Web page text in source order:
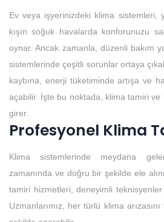
Ev veya işyerinizdeki klima sistemleri,
kışın soğuk havalarda konforunuzu
oynar. Ancak zamanla, düzenli bakım
sistemlerinde çeşitli sorunlar ortaya
kaybına, enerji tüketiminde artışa ve
açabilir. İşte bu noktada, klima tamiri ve
girer.
Profesyonel Klima
Klima sistemlerinde meydana
zamanında ve doğru bir şekilde ele
tamiri hizmetleri, deneyimli teknisyenler
Uzmanlarımız, her türlü klima